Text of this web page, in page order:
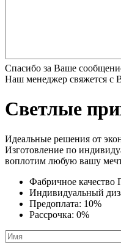
Спасибо за Ваше
Наш менеджер свяжется с
Светлые
Идеальные решения от
Изготовление по
воплотим любую вашу
Фабричное качество
Индивидуальный
Предоплата: 10%
Рассрочка: 0%